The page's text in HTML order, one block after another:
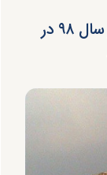
افزایش شهریه دانشگاه پیام نور در سال ۹۸ در